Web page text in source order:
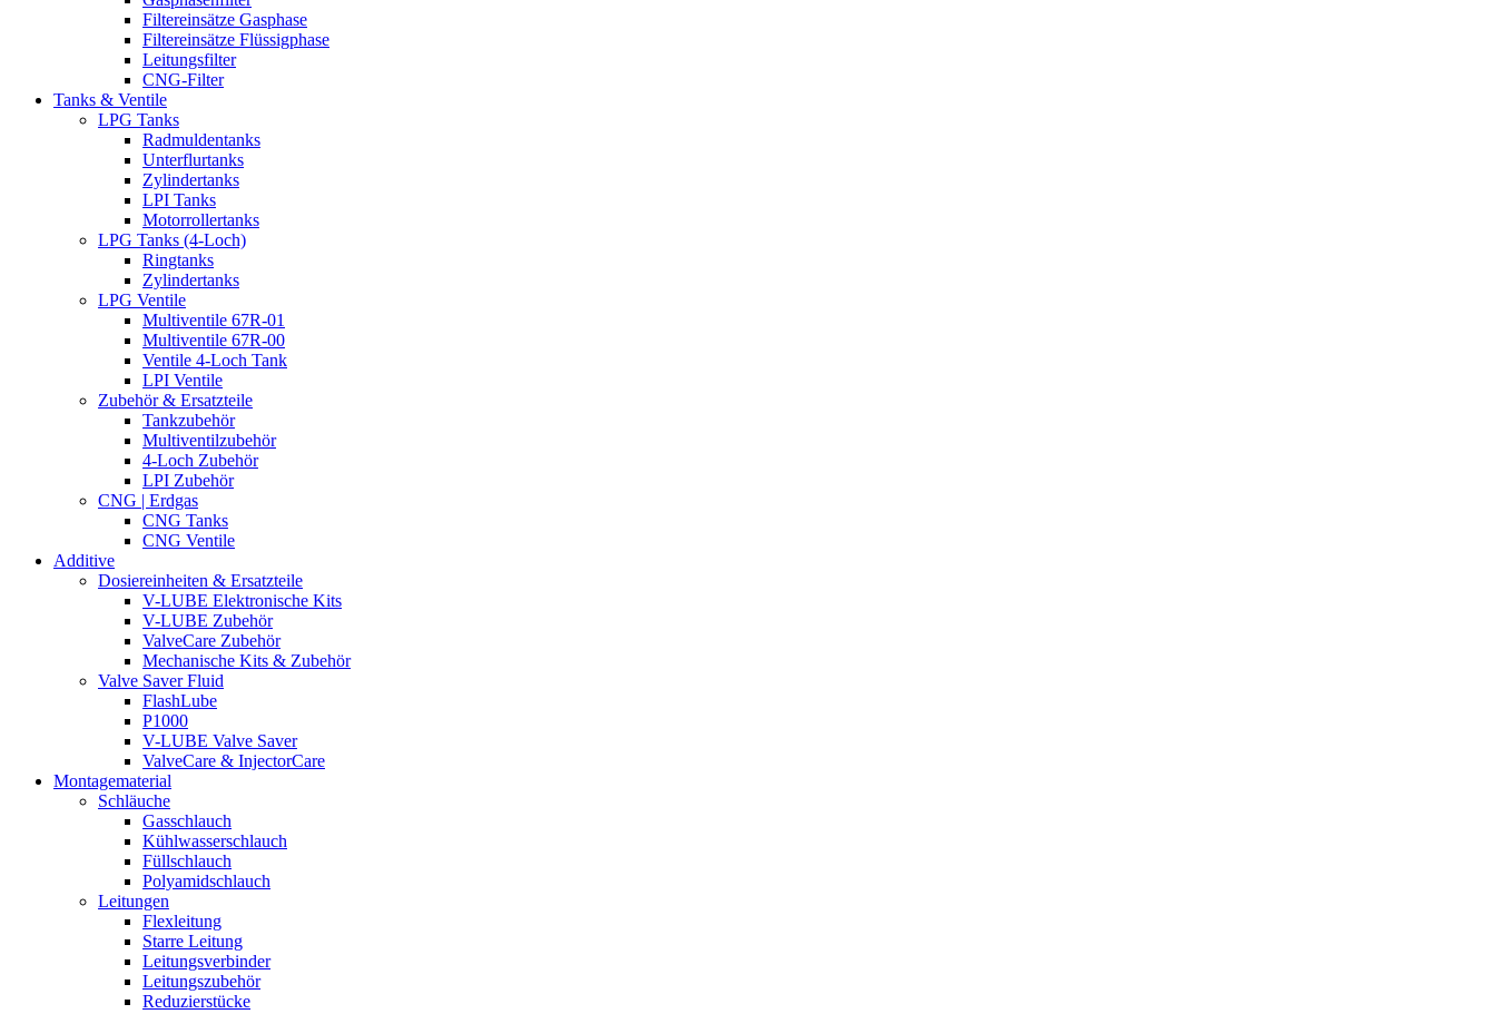
Filtereinsätze Gasphase
Filtereinsätze Flüssigphase
Leitungsfilter
CNG-Filter
Tanks & Ventile
LPG Tanks
Radmuldentanks
Unterflurtanks
Zylindertanks
LPI Tanks
Motorrollertanks
LPG Tanks (4-Loch)
Ringtanks
Zylindertanks
LPG Ventile
Multiventile 67R-01
Multiventile 67R-00
Ventile 4-Loch Tank
LPI Ventile
Zubehör & Ersatzteile
Tankzubehör
Multiventilzubehör
4-Loch Zubehör
LPI Zubehör
CNG | Erdgas
CNG Tanks
CNG Ventile
Additive
Dosiereinheiten & Ersatzteile
V-LUBE Elektronische Kits
V-LUBE Zubehör
ValveCare Zubehör
Mechanische Kits & Zubehör
Valve Saver Fluid
FlashLube
P1000
V-LUBE Valve Saver
ValveCare & InjectorCare
Montagematerial
Schläuche
Gasschlauch
Kühlwasserschlauch
Füllschlauch
Polyamidschlauch
Leitungen
Flexleitung
Starre Leitung
Leitungsverbinder
Leitungszubehör
Reduzierstücke